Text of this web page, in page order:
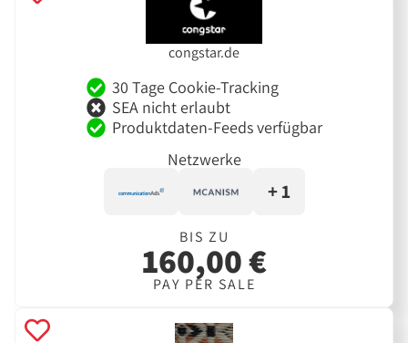
congstar.de
30 Tage Cookie-Tracking
SEA nicht erlaubt
Produktdaten-Feeds verfügbar
Netzwerke
+ 1
BIS ZU
160,00 €
PAY PER SALE